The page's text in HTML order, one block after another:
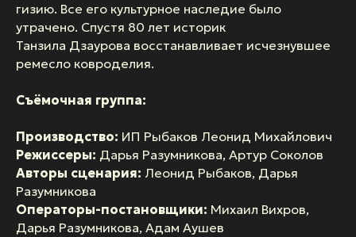
гизию. Все его культурное наследие было
утрачено. Спустя 80 лет историк
Танзила Дзаурова восстанавливает исчезнувшее
ремесло ковроделия.
Съёмочная группа:
Производство: ИП Рыбаков Леонид Михайлович
Режиссеры: Дарья Разумникова, Артур Соколов
Авторы сценария: Леонид Рыбаков, Дарья
Разумникова
Операторы-постановщики: Михаил Вихров,
Дарья Разумникова, Адам Аушев